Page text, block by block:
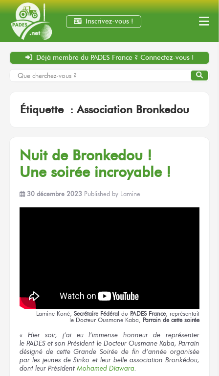
Inscrivez-vous !
Déjà membre du PADES France ? Connectez-vous !
Étiquette :Association Bronkedou
Nuit de Bronkedou !
Une soirée incroyable !
30 décembre 2023 Published by Lamine
Lamine Koné, Secrétaire Fédéral du PADES France, représentait
le Docteur Ousmane Kaba, Parrain de cette soirée
« Hier soir, j’ai eul’immense honneurde représenter
le PADES et son Président le DocteurOusmane Kaba, Parrain
désigné de cette Grande Soirée de fin d’année organisée
par les jeunes de Sinko et leur belleassociation Bronkédou,
dont leur Président Mohamed Diawara.